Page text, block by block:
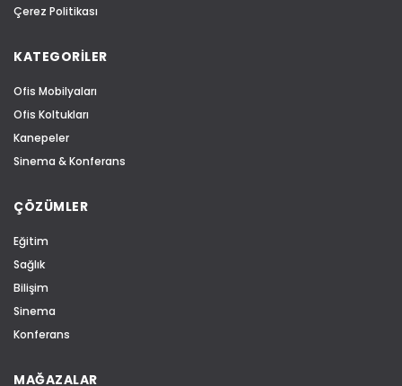
Çerez Politikası
KATEGORİLER
Ofis Mobilyaları
Ofis Koltukları
Kanepeler
Sinema & Konferans
ÇÖZÜMLER
Eğitim
Sağlık
Bilişim
Sinema
Konferans
MAĞAZALAR